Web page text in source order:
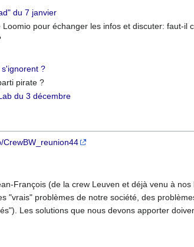
du 7 janvier
pour échanger les infos et discuter: faut-
?
pirate ?
du 3 décembre
CrewBW_reunion44
François (de la crew Leuven et déjà venu à
"vrais" problèmes de notre société, des
Les solutions que nous devons apporter